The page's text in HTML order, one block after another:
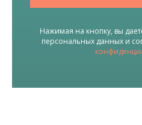
Нажимая на кнопку, вы
персональных данных и